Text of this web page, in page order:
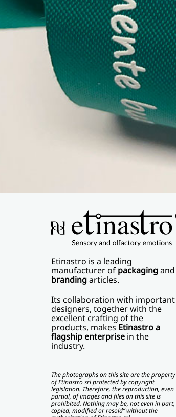
Etinastro is a leading
manufacturer of packagingand
brandingarticles.
Its collaboration with important
designers, together with the
excellent crafting of the
products, makes Etinastro a
flagship enterprise in the
industry.
The photographs on this site are the property
of Etinastro srl protected by copyright
legislation. Therefore, the reproduction, even
partial, of images and files on this site is
prohibited. Nothing may be, not even in part,
copied, modified or resold” without the